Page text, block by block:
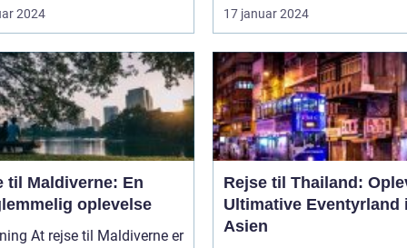
2024 17 januar 2024
til Maldiverne: En
oplevelse
er
Rejse til Thailand:
Ultimative Eventyrland
Asien